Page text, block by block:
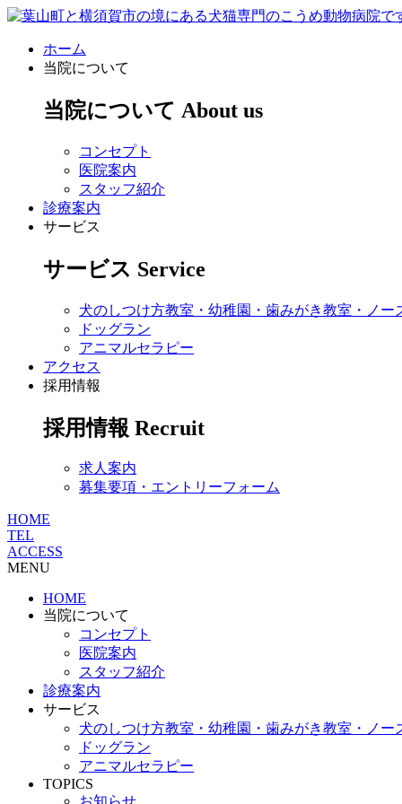
ホーム
当院について
当院について About us
コンセプト
医院案内
スタッフ紹介
診療案内
サービス
サービス Service
犬のしつけ方教室・幼稚園・歯みがき教室・ノー
ドッグラン
アニマルセラピー
アクセス
採用情報
採用情報 Recruit
求人案内
募集要項・エントリーフォーム
HOME
TEL
ACCESS
MENU
HOME
当院について
コンセプト
医院案内
スタッフ紹介
診療案内
サービス
犬のしつけ方教室・幼稚園・歯みがき教室・ノー
ドッグラン
アニマルセラピー
TOPICS